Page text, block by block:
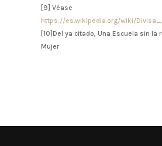
[9] Véase
https://es.wikipedia.org/wiki/
[10]Del ya citado, Una Escuela sin la
Mujer